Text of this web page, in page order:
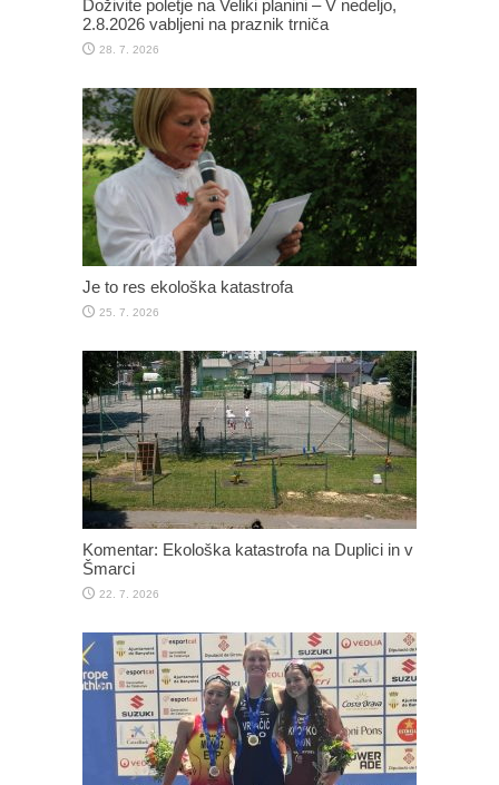
Doživite poletje na Veliki planini – V nedeljo,
2.8.2026 vabljeni na praznik trniča
28. 7. 2026
Je to res ekološka katastrofa
25. 7. 2026
Komentar: Ekološka katastrofa na Duplici in v
Šmarci
22. 7. 2026